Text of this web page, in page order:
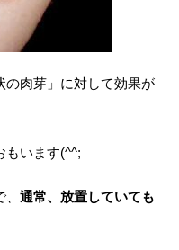
の肉芽」に対して効果が
もいます(^^;
通常、放置していても